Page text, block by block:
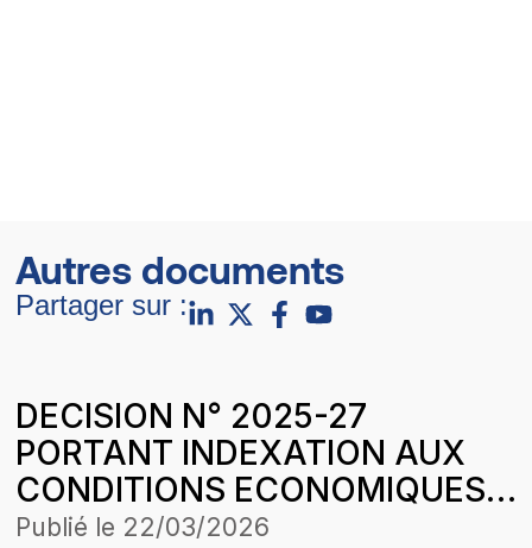
Autres documents
Partager sur :
DECISION N° 2025-27
PORTANT INDEXATION AUX
CONDITIONS ECONOMIQUES
DU 1er JUILLET 2024 DES
Publié le 22/03/2026